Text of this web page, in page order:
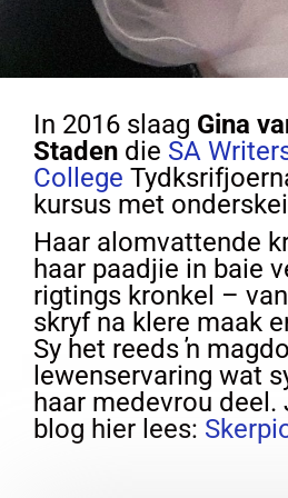
In 2016 slaag Gina
Staden die SA
College
kursus met
Haar alomvattende
haar paadjie in baie
rigtings kronkel –
skryf na klere maak
Sy het reeds ŉ
lewenservaring wat
haar medevrou deel.
blog hier lees: